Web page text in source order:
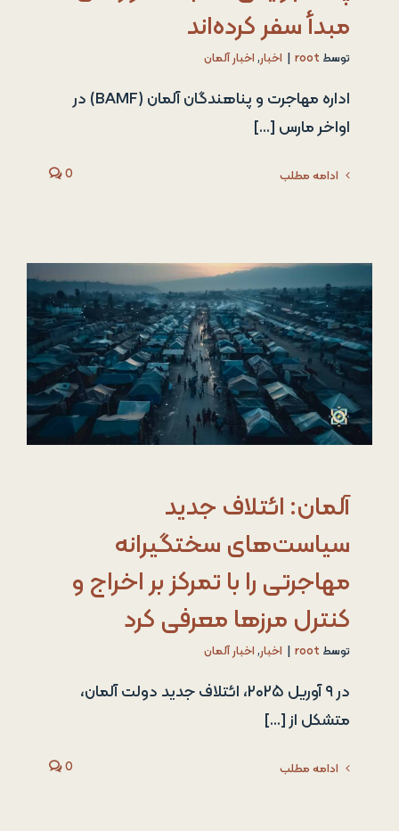
مبدأ سفر کرده‌اند
توسط root اخبار, اخبار آلمان
اداره مهاجرت و پناهندگان آلمان (BAMF) در
اواخر مارس [...]
ادامه مطلب 0
آلمان: ائتلاف جدید
سیاست‌های سختگیرانه
مهاجرتی را با تمرکز بر اخراج و
کنترل مرزها معرفی کرد
توسط root اخبار, اخبار آلمان
در ۹ آوریل ۲۰۲۵، ائتلاف جدید دولت آلمان،
متشکل از [...]
ادامه مطلب 0